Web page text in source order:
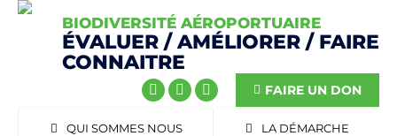
BIODIVERSITÉ AÉROPORTUAIRE
ÉVALUER / AMÉLIORER / FAIRE
CONNAITRE
FAIRE UN DON
QUI SOMMES NOUS LA DÉMARCHE